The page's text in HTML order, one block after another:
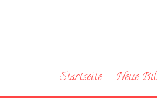
Startseite Neue